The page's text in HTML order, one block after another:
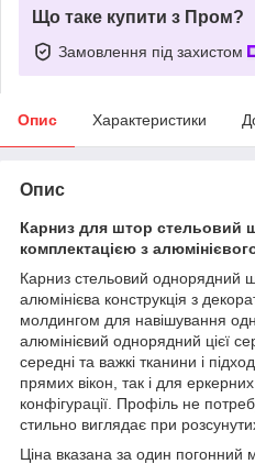
Що таке купити з Пром?
Замовлення під захистом
Опис Характеристики
Опис
Карниз для штор стельовий
комплектацією з
Карниз стельовий
алюмінієва конструкція з
молдингом для навішування
алюмінієвий однорядний цієї
середні та важкі тканини і
прямих вікон, так і для
конфігурації. Профіль не
стильно виглядає при
Ціна вказана за один погонний